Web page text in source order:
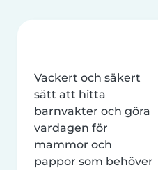
Vackert och säkert
sätt att hitta
barnvakter och göra
vardagen för
mammor och
pappor som behöver